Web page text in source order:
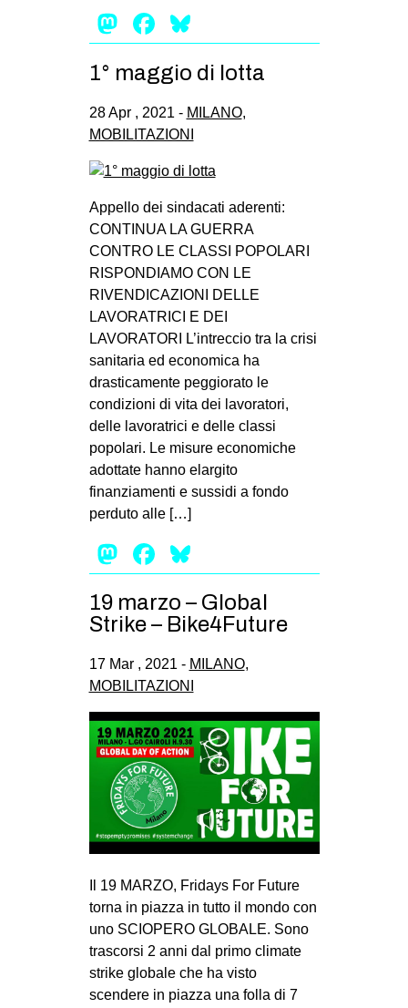
Mastodon
Facebook
1° maggio di lotta
28 Apr , 2021 - MILANO,
MOBILITAZIONI
Appello dei sindacati aderenti:
CONTINUA LA GUERRA
CONTRO LE CLASSI POPOLARI
RISPONDIAMO CON LE
RIVENDICAZIONI DELLE
LAVORATRICI E DEI
LAVORATORI L’intreccio tra la crisi
sanitaria ed economica ha
drasticamente peggiorato le
condizioni di vita dei lavoratori,
delle lavoratrici e delle classi
popolari. Le misure economiche
adottate hanno elargito
finanziamenti e sussidi a fondo
perduto alle […]
Mastodon
Facebook
19 marzo – Global
Strike – Bike4Future
17 Mar , 2021 - MILANO,
MOBILITAZIONI
Il 19 MARZO, Fridays For Future
torna in piazza in tutto il mondo con
uno SCIOPERO GLOBALE. Sono
trascorsi 2 anni dal primo climate
strike globale che ha visto
scendere in piazza una folla di 7